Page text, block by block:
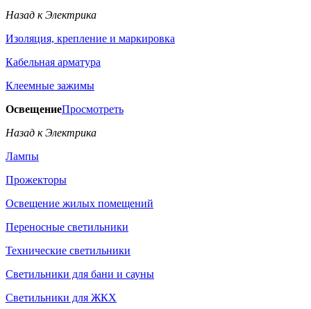
Назад к Электрика
Изоляция, крепление и маркировка
Кабельная арматура
Клеемные зажимы
ОсвещениеПросмотреть
Назад к Электрика
Лампы
Прожекторы
Освещение жилых помещений
Переносные светильники
Технические светильники
Светильники для бани и сауны
Светильники для ЖКХ